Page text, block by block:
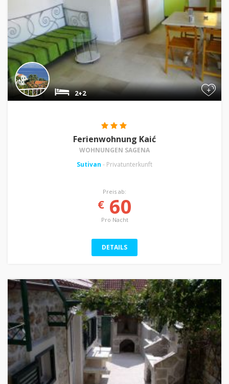
+
2+2
Ferienwohnung Kaić
WOHNUNGEN SAGENA
Sutivan - Privatunterkunft
Preis ab:
€60
Pro Nacht
DETAILS